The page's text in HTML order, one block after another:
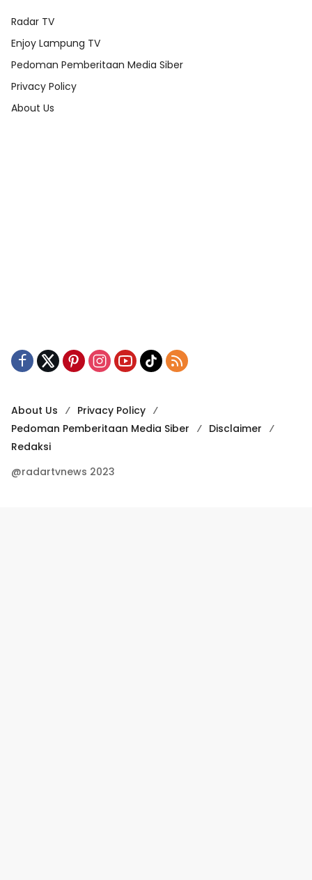
Radar TV
Enjoy Lampung TV
Pedoman Pemberitaan Media Siber
Privacy Policy
About Us
About Us
Privacy Policy
Pedoman Pemberitaan Media Siber
Disclaimer
Redaksi
@radartvnews 2023